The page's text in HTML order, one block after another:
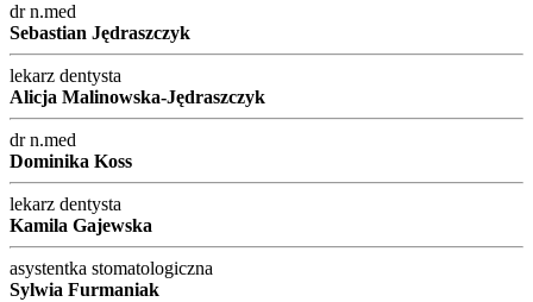
dr n.med
Sebastian Jędraszczyk
lekarz dentysta
Alicja Malinowska-Jędraszczyk
dr n.med
Dominika Koss
lekarz dentysta
Kamila Gajewska
asystentka stomatologiczna
Sylwia Furmaniak